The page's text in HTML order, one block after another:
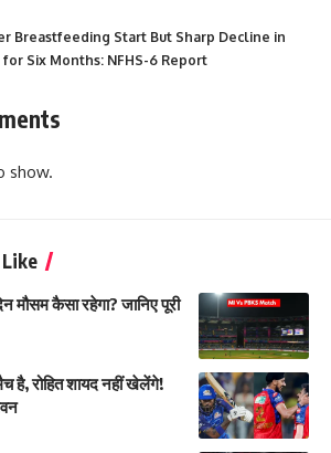
Breastfeeding Start But Sharp Decline in
Six Months: NFHS-6 Report
show.
मौसम कैसा रहेगा? जानिए पूरी
है, रोहित शायद नहीं खेलेंगे!